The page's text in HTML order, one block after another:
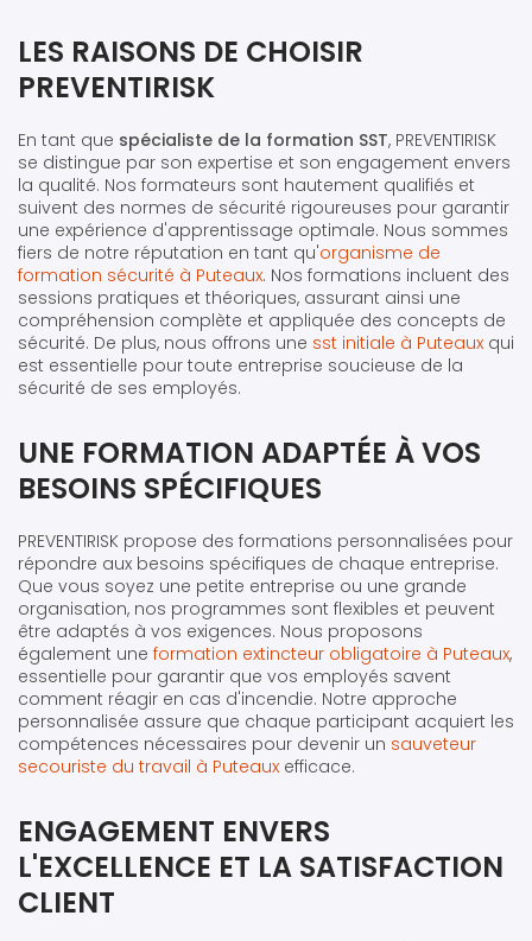
LES RAISONS DE CHOISIR
PREVENTIRISK
En tant que spécialiste de la formation SST, PREVENTIRISK
se distingue par son expertise et son engagement envers
la qualité. Nos formateurs sont hautement qualifiés et
suivent des normes de sécurité rigoureuses pour garantir
une expérience d'apprentissage optimale. Nous sommes
fiers de notre réputation en tant qu'organisme de
formation sécurité à Puteaux. Nos formations incluent des
sessions pratiques et théoriques, assurant ainsi une
compréhension complète et appliquée des concepts de
sécurité. De plus, nous offrons une sst initiale à Puteaux qui
est essentielle pour toute entreprise soucieuse de la
sécurité de ses employés.
UNE FORMATION ADAPTÉE À VOS
BESOINS SPÉCIFIQUES
PREVENTIRISK propose des formations personnalisées pour
répondre aux besoins spécifiques de chaque entreprise.
Que vous soyez une petite entreprise ou une grande
organisation, nos programmes sont flexibles et peuvent
être adaptés à vos exigences. Nous proposons
également une formation extincteur obligatoire à Puteaux,
essentielle pour garantir que vos employés savent
comment réagir en cas d'incendie. Notre approche
personnalisée assure que chaque participant acquiert les
compétences nécessaires pour devenir un sauveteur
secouriste du travail à Puteaux efficace.
ENGAGEMENT ENVERS
L'EXCELLENCE ET LA SATISFACTION
CLIENT